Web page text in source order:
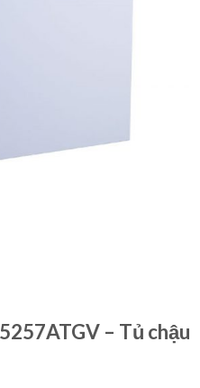
– Tủ chậu